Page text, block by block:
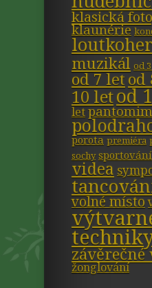
klasická
klaunérie
muzikál od
od 7 letod
10 letod
let
porota premiéra
sochy sportování
videa
volné místo
žonglování